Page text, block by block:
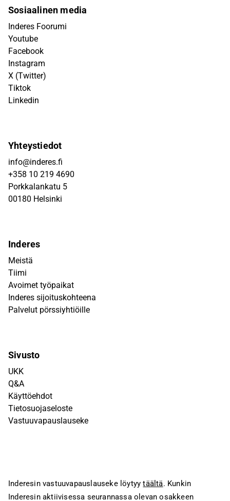
Sosiaalinen media
Inderes Foorumi
Youtube
Facebook
Instagram
X (Twitter)
Tiktok
Linkedin
Yhteystiedot
info@inderes.fi
+358 10 219 4690
Porkkalankatu 5
00180 Helsinki
Inderes
Meistä
Tiimi
Avoimet työpaikat
Inderes sijoituskohteena
Palvelut pörssiyhtiöille
Sivusto
UKK
Q&A
Käyttöehdot
Tietosuojaseloste
Vastuuvapauslauseke
Inderesin vastuuvapauslauseke löytyytäältä. Kunkin
Inderesin aktiivisessa seurannassa olevan osakkeen